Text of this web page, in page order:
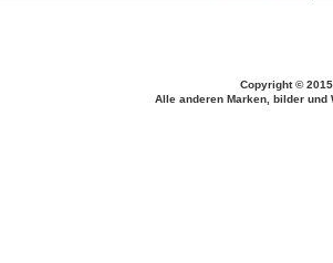
Copyright ©
Alle anderen Marken, bilder und